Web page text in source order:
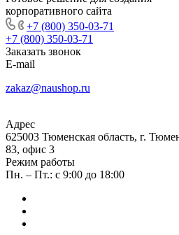
корпоративного сайта
+7 (800) 350-03-71
+7 (800) 350-03-71
Заказать звонок
E-mail
zakaz@naushop.ru
Адрес
625003 Тюменская область, г.
83, офис 3
Режим работы
Пн. – Пт.: с 9:00 до 18:00